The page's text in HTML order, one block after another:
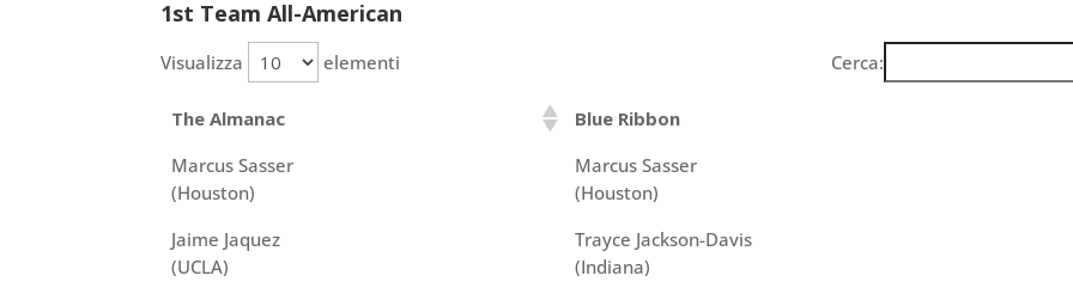
1st Team All-American
Visualizza elementi Cerca:
The Almanac
Blue Ribbon
Marcus Sasser
(Houston)
Marcus Sasser
(Houston)
Jaime Jaquez
(UCLA)
Trayce Jackson-Davis
(Indiana)